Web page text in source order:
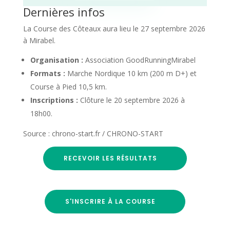
Dernières infos
La Course des Côteaux aura lieu le 27 septembre 2026
à Mirabel.
Organisation : Association GoodRunningMirabel
Formats : Marche Nordique 10 km (200 m D+) et
Course à Pied 10,5 km.
Inscriptions : Clôture le 20 septembre 2026 à
18h00.
Source : chrono-start.fr / CHRONO-START
RECEVOIR LES RÉSULTATS
S'INSCRIRE À LA COURSE